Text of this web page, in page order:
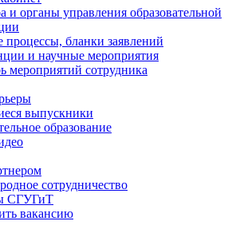
и органы управления образовательной
процессы, бланки заявлений
и научные мероприятия
мероприятий сотрудника
выпускники
образование
сотрудничество
СГУГиТ
вакансию